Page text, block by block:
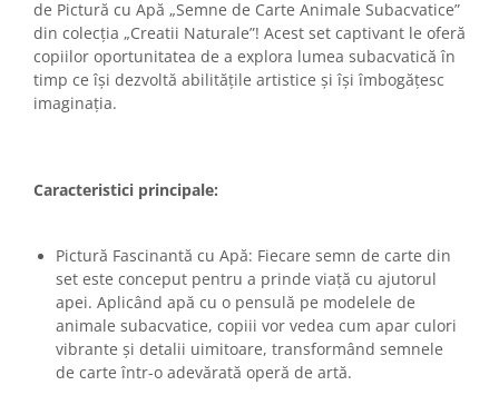
de Pictură cu Apă „Semne de Carte Animale Subacvatice”
din colecția „Creatii Naturale”! Acest set captivant le oferă
copiilor oportunitatea de a explora lumea subacvatică în
timp ce își dezvoltă abilitățile artistice și își îmbogățesc
imaginația.
Caracteristici principale:
Pictură Fascinantă cu Apă: Fiecare semn de carte din
set este conceput pentru a prinde viață cu ajutorul
apei. Aplicând apă cu o pensulă pe modelele de
animale subacvatice, copiii vor vedea cum apar culori
vibrante și detalii uimitoare, transformând semnele
de carte într-o adevărată operă de artă.